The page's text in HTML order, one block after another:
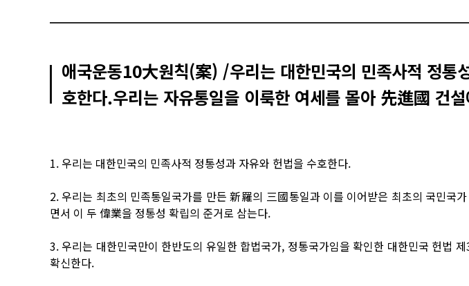
애국운동10大원칙(案) /우리는 대한민국의 민족사적 정통
호한다.우리는 자유통일을 이룩한 여세를 몰아 先進國 건
1. 우리는 대한민국의 민족사적 정통성과 자유와 헌법을 수호한다.
2. 우리는 최초의 민족통일국가를 만든 新羅의 三國통일과 이를 이어받은 최초의 국민국
면서 이 두 偉業을 정통성 확립의 준거로 삼는다.
3. 우리는 대한민국만이 한반도의 유일한 합법국가, 정통국가임을 확인한 대한민국 헌법
확신한다.